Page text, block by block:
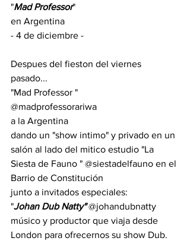
"Mad Professor"
en Argentina
- 4 de diciembre -
Despues del fieston del viernes
pasado...
"Mad Professor "
@madprofessorariwa
a la Argentina
dando un "show intimo" y privado en un
salón al lado del mitico estudio "La
Siesta de Fauno " @siestadelfauno en el
Barrio de Constitución
junto a invitados especiales:
"Johan Dub Natty" @johandubnatty
músico y productor que viaja desde
London para ofrecernos su show Dub.